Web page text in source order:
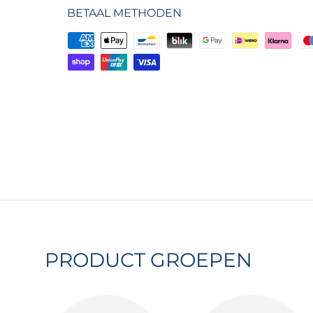
BETAAL METHODEN
PRODUCT GROEPEN